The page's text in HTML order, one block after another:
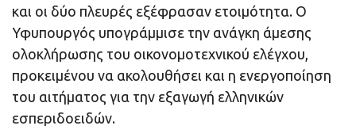
και οι δύο πλευρές εξέφρασαν ετοιμότητα. Ο
Υφυπουργός υπογράμμισε την ανάγκη άμεσης
ολοκλήρωσης του οικονομοτεχνικού ελέγχου,
προκειμένου να ακολουθήσει και η ενεργοποίηση
του αιτήματος για την εξαγωγή ελληνικών
εσπεριδοειδών.